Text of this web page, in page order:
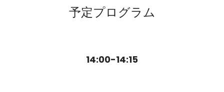
予定プログラム
14:00-14:15